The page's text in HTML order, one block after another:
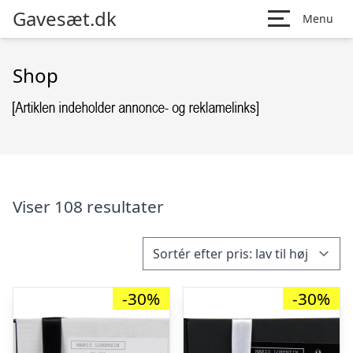
Gavesæt.dk Menu
Shop
Viser 108 resultater
-30% -30%